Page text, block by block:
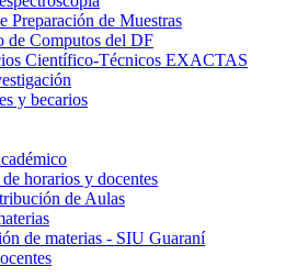
Preparación de Muestras
de Computos del DF
Científico-Técnicos EXACTAS
y becarios
horarios y docentes
de Aulas
de materias - SIU Guaraní